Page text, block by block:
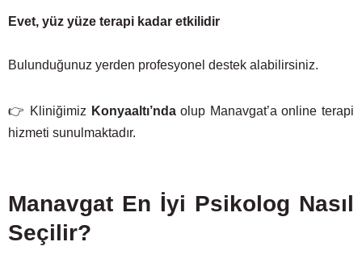
Evet, yüz yüze terapi kadar etkilidir
Bulunduğunuz yerden profesyonel destek alabilirsiniz.
👉 Kliniğimiz Konyaaltı’ndaolup Manavgat’a online terapi
hizmeti sunulmaktadır.
Manavgat En İyi Psikolog Nasıl
Seçilir?